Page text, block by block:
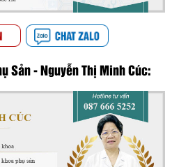
Sản - Nguyễn Thị Minh Cúc: